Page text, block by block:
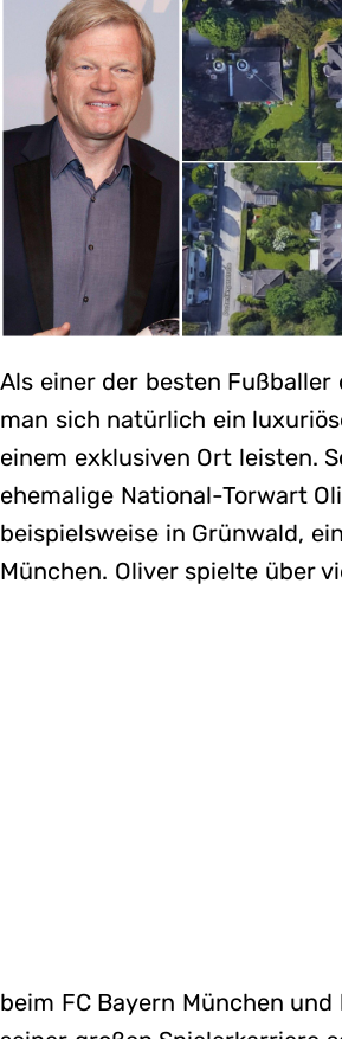
Als einer der besten Fußballer
man sich natürlich ein
einem exklusiven Ort leisten.
ehemalige National-Torwart
beispielsweise in Grünwald,
München. Oliver spielte über
beim FC Bayern München